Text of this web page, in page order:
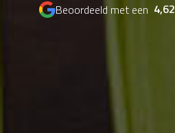
Beoordeeld met een 4,62